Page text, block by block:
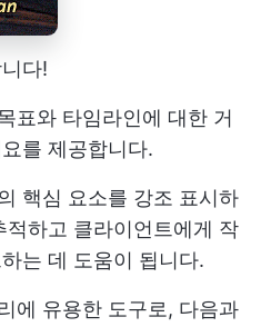
다!
표와 타임라인에 대한 거
를 제공합니다.
핵심 요소를 강조 표시하
하고 클라이언트에게 작
는 데 도움이 됩니다.
에 유용한 도구로, 다음과